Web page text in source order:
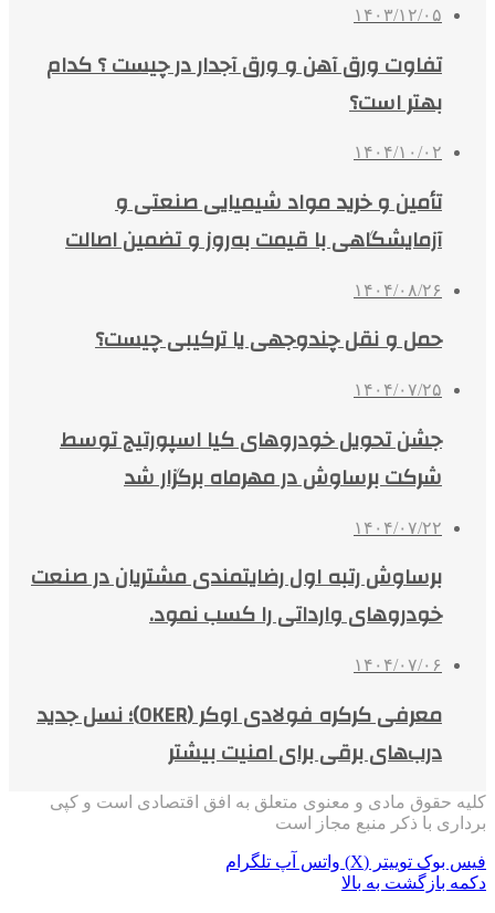
۱۴۰۳/۱۲/۰۵
تفاوت ورق آهن و ورق آجدار در چیست ؟ کدام
بهتر است؟
۱۴۰۴/۱۰/۰۲
تأمین و خرید مواد شیمیایی صنعتی و
آزمایشگاهی با قیمت به‌روز و تضمین اصالت
۱۴۰۴/۰۸/۲۶
حمل و نقل چندوجهی یا ترکیبی چیست؟
۱۴۰۴/۰۷/۲۵
جشن تحویل خودروهای کیا اسپورتیج توسط
شرکت برساوش در مهرماه برگزار شد
۱۴۰۴/۰۷/۲۲
برساوش رتبه اول رضایتمندی مشتریان در صنعت
خودروهای وارداتی را کسب نمود.
۱۴۰۴/۰۷/۰۶
معرفی کرکره فولادی اوکر (OKER)؛ نسل جدید
درب‌های برقی برای امنیت بیشتر
کلیه حقوق مادی و معنوی متعلق به افق اقتصادی است و کپی
برداری با ذکر منبع مجاز است
فیس بوک توییتر (X) واتس آپ تلگرام
دکمه بازگشت به بالا